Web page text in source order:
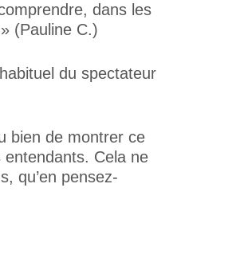
dans les
(Pauline C.)
du spectateur
bien de montrer ce
Cela ne
qu’en pensez-